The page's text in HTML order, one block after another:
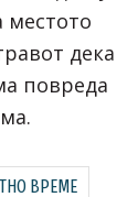
местото
дека
повреда
ВРЕМЕ